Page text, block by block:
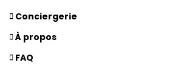
Conciergerie
À propos
FAQ